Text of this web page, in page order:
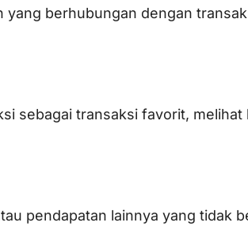
yang berhubungan dengan
sebagai transaksi favorit,
pendapatan lainnya yang tidak